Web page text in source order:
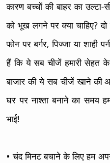
कारण बच्चों की बाहर का
को भूख लगने पर क्या चाहिए?
फोन पर बर्गर, पिज्जा या शाही
हैं कि ये सब चीजें हमारी सेहत
बाजार की ये सब चीजें खाने की
घर पर नाश्ता बनाने का समय
भाई!
• चंद मिनट बचाने के लिए हम